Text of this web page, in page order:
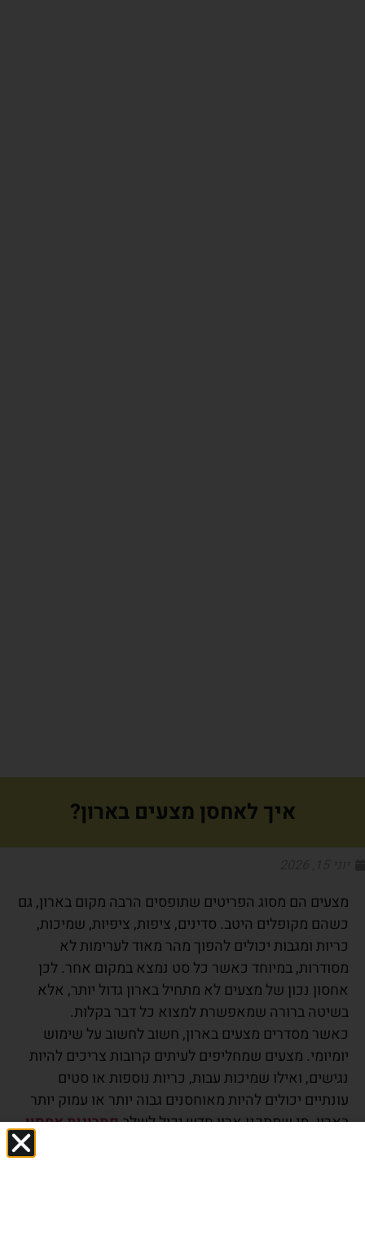
איך לאחסן מצעים בארון?
מצעים הם מסוג הפריטים שתופסים הרבה מקום בארון, גם
כשהם מקופלים היטב. סדינים, ציפות, ציפיות, שמיכות,
כריות ומגבות יכולים להפוך מהר מאוד לערימות לא
מסודרות, במיוחד כאשר כל סט נמצא במקום אחר. לכן
אחסון נכון של מצעים לא מתחיל בארון גדול יותר, אלא
בשיטה ברורה שמאפשרת למצוא כל דבר בקלות.
כאשר מסדרים מצעים בארון, חשוב לחשוב על שימוש
יומיומי. מצעים שמחליפים לעיתים קרובות צריכים להיות
נגישים, ואילו שמיכות עבות, כריות נוספות או סטים
עונתיים יכולים להיות מאוחסנים גבוה יותר או עמוק יותר
בארון. מי שמתכנן ארון חדש יכול לשלבפתרונות אחסון